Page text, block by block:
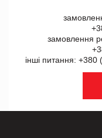
замовлення
інші питання: